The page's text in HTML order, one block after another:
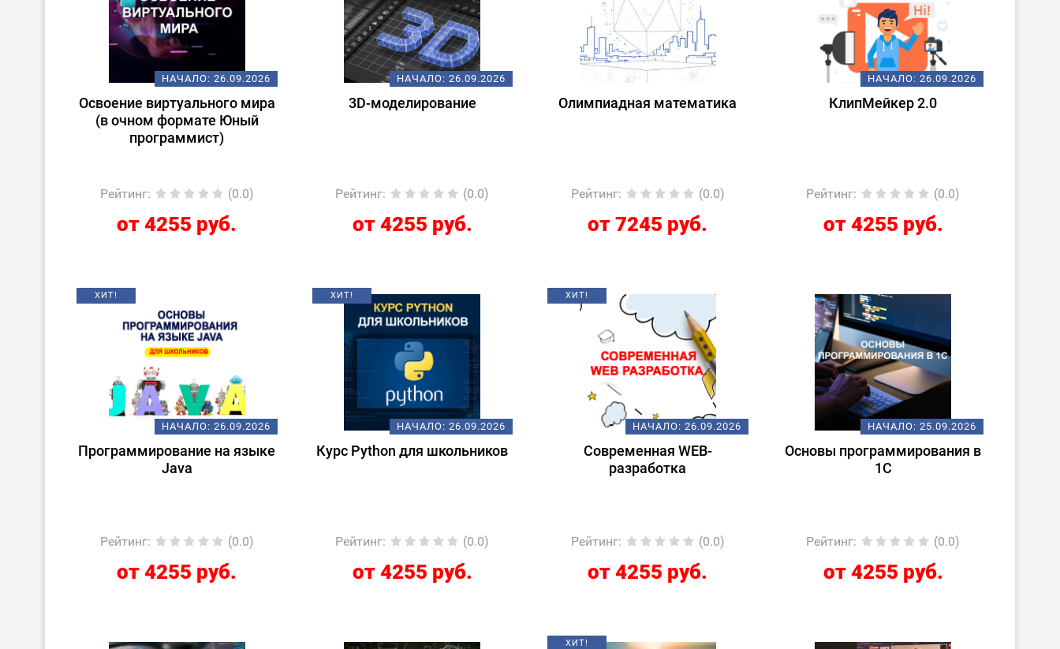
НАЧАЛО: 26.09.2026
Освоение виртуального мира
(в очном формате Юный
программист)
Рейтинг: (0.0)
от 4255 руб.
НАЧАЛО: 26.09.2026
3D-моделирование
Рейтинг: (0.0)
от 4255 руб.
Олимпиадная математика
Рейтинг: (0.0)
от 7245 руб.
НАЧАЛО: 26.09.2026
КлипМейкер 2.0
Рейтинг: (0.0)
от 4255 руб.
ХИТ!
НАЧАЛО: 26.09.2026
Программирование на языке
Java
Рейтинг: (0.0)
от 4255 руб.
ХИТ!
НАЧАЛО: 26.09.2026
Курс Python для школьников
Рейтинг: (0.0)
от 4255 руб.
ХИТ!
НАЧАЛО: 26.09.2026
Современная WEB-
разработка
Рейтинг: (0.0)
от 4255 руб.
НАЧАЛО: 25.09.2026
Основы программирования в
1С
Рейтинг: (0.0)
от 4255 руб.
ХИТ!